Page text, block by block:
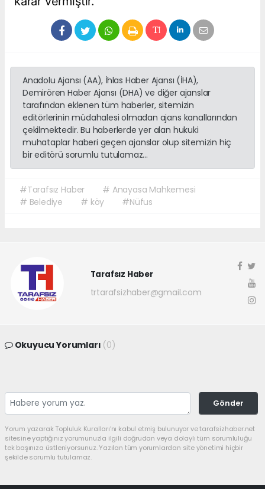
Anadolu Ajansı (AA), İhlas Haber Ajansı (İHA),
Demirören Haber Ajansı (DHA) ve diğer ajanslar
tarafından eklenen tüm haberler, sitemizin
editörlerinin müdahalesi olmadan ajans kanallarından
çekilmektedir. Bu haberlerde yer alan hukuki
muhataplar haberi geçen ajanslar olup sitemizin hiç
bir editörü sorumlu tutulamaz...
#Tarafsız Haber
# Anayasa Mahkemesi
# Belediye
# köy #Nüfus
Tarafsız Haber
trtarafsizhaber@gmail.com
Okuyucu Yorumları (0)
Gönder
Yorum yazarak Topluluk Kuralları’nı kabul etmiş bulunuyor ve tarafsizhaber.net
sitesine yaptığınız yorumunuzla ilgili doğrudan veya dolaylı tüm sorumluluğu
tek başınıza üstleniyorsunuz. Yazılan tüm yorumlardan site yönetimi hiçbir
şekilde sorumlu tutulamaz.